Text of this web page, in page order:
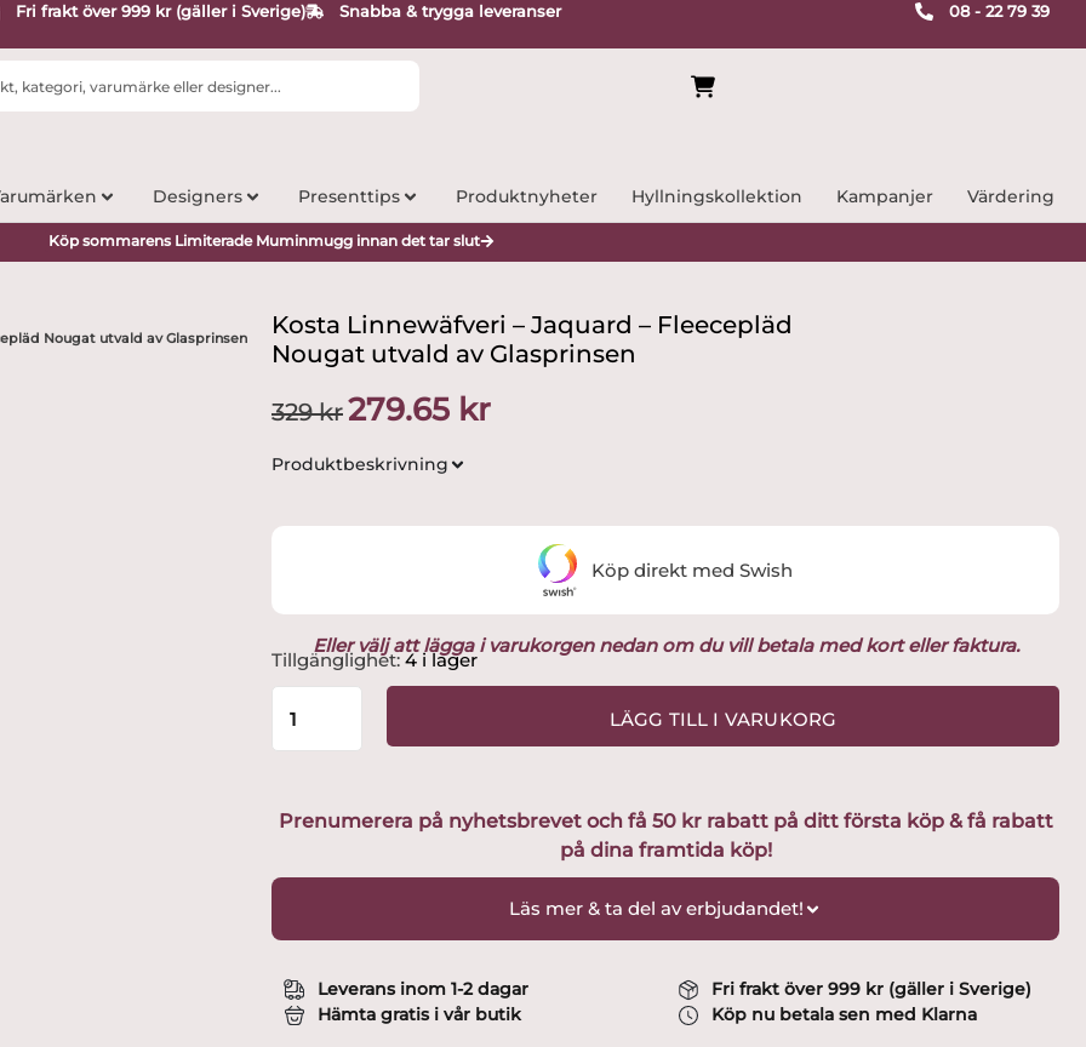
Fri frakt över 999 kr (gäller i Sverige) Snabba & trygga leveranser 08 - 22 79 39
Designers Presenttips Produktnyheter Hyllningskollektion Kampanjer Värdering
Köp sommarens Limiterade Muminmugg innan det tar slut
Nougat utvald av Glasprinsen
Kosta Linnewäfveri – Jaquard – Fleecepläd
Nougat utvald av Glasprinsen
329kr Det
ursprungliga
priset
279.65 krDet
Produktbeskrivning
Eller välj att lägga i varukorgen nedan om du vill betala med kort eller faktura.
Tillgänglighet: 4 i lager
Kosta
Linnewäfveri
Nougat
av
LÄGG TILL I VARUKORG
Köp direkt med Swish
Prenumerera på nyhetsbrevet och få 50 kr rabatt på ditt första köp & få rabatt
på dina framtida köp!
Läs mer & ta del av erbjudandet!
Leverans inom 1-2 dagar
Hämta gratis i vår butik
Fri frakt över 999 kr (gäller i Sverige)
Köp nu betala sen med Klarna